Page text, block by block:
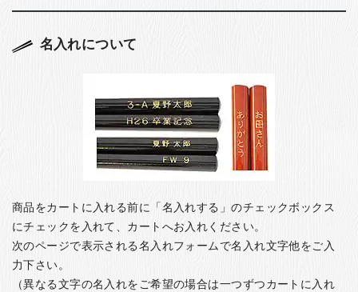
名入れについて
商品をカートに入れる前に「名入れする」のチェックボックス
にチェックを入れて、カートへお入れください。
次のページで表示される名入れフォームで名入れ文字他をご入
力下さい。
（異なる文字の名入れをご希望の場合は一つずつカートに入れ